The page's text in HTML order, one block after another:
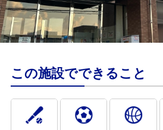
岐阜県公共施設予約サービス
この施設でできること